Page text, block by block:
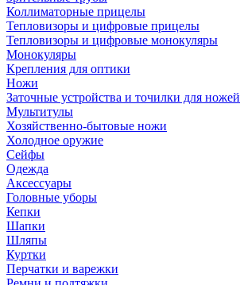
Коллиматорные прицелы
Тепловизоры и цифровые прицелы
Тепловизоры и цифровые монокуляры
Монокуляры
Крепления для оптики
Ножи
Заточные устройства и точилки для ножей
Мультитулы
Хозяйственно-бытовые ножи
Холодное оружие
Сейфы
Одежда
Аксессуары
Головные уборы
Кепки
Шапки
Шляпы
Куртки
Перчатки и варежки